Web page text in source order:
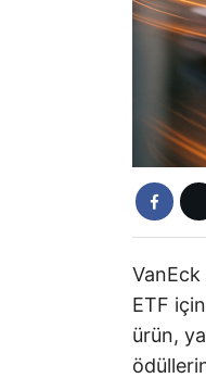
VanEck
ETF
ürün,